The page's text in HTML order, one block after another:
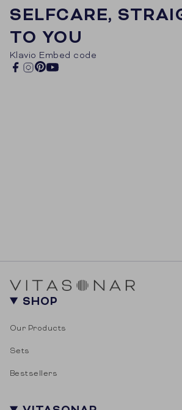
SELFCARE,
TO YOU
Klavio Embed code
Facebook
Instagram
Pinterest
YouTube
SHOP
Our Products
Sets
Bestsellers